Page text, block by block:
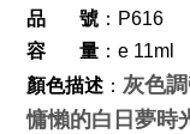
品       號 ：P616
容       量 ： e 11ml
顏色描述 ： 灰色
慵懶的白日夢時